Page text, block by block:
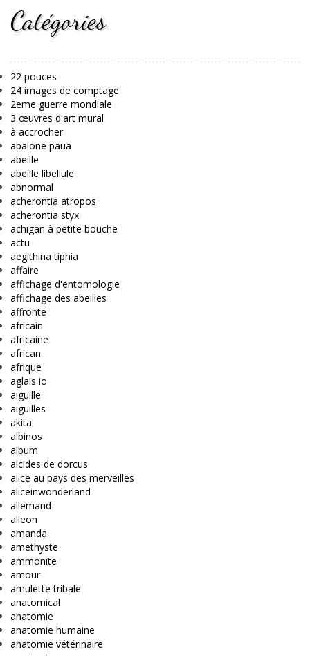
Catégories
22 pouces
24 images de comptage
2eme guerre mondiale
3 œuvres d'art mural
à accrocher
abalone paua
abeille
abeille libellule
abnormal
acherontia atropos
acherontia styx
achigan à petite bouche
actu
aegithina tiphia
affaire
affichage d'entomologie
affichage des abeilles
affronte
africain
africaine
african
afrique
aglais io
aiguille
aiguilles
akita
albinos
album
alcides de dorcus
alice au pays des merveilles
aliceinwonderland
allemand
alleon
amanda
amethyste
ammonite
amour
amulette tribale
anatomical
anatomie
anatomie humaine
anatomie vétérinaire